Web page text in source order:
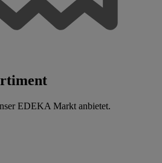
EDEKA Markt anbietet.